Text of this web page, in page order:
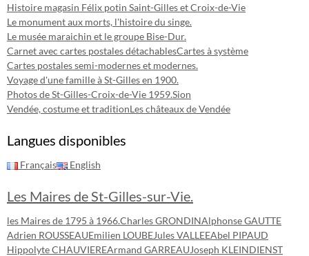
Histoire magasin Félix potin Saint-Gilles et Croix-de-Vie
Le monument aux morts, l'histoire du singe.
Le musée maraichin et le groupe Bise-Dur.
Carnet avec cartes postales détachablesCartes à système
Cartes postales semi-modernes et modernes.
Voyage d'une famille à St-Gilles en 1900.
Photos de St-Gilles-Croix-de-Vie 1959.Sion
Vendée, costume et traditionLes châteaux de Vendée
Langues disponibles
Français English
Les Maires de St-Gilles-sur-Vie.
les Maires de 1795 à 1966.Charles GRONDINAlphonse GAUTTE
Adrien ROUSSEAUEmilien LOUBEJules VALLEEAbel PIPAUD
Hippolyte CHAUVIEREArmand GARREAUJoseph KLEINDIENST